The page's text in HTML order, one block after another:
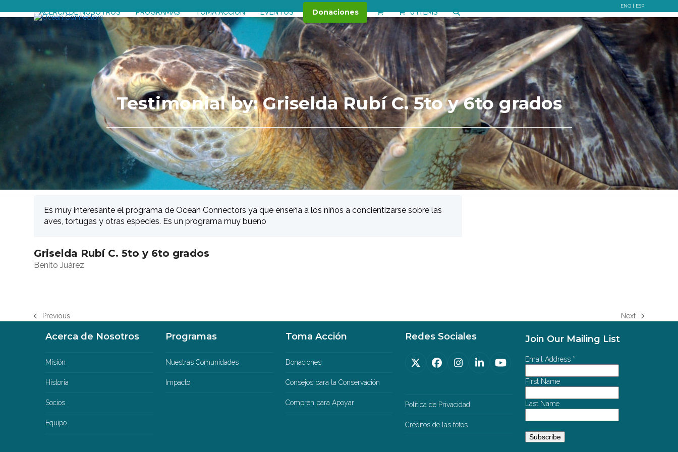
to
ENG| ESP
ACERCA DE NOSOTROS PROGRAMAS TOMA ACCIÓN EVENTOS Donaciones 0 ITEMS
Testimonial by: Griselda Rubí C. 5to y 6to grados
Es muy interesante el programa de Ocean Connectors ya que enseña a los niños a concientizarse sobre las
aves, tortugas y otras especies. Es un programa muy bueno
Griselda Rubí C. 5to y 6to grados
Benito Juárez
previous
Previous
next
Next
Acerca de Nosotros
Misión
Historia
Socios
Equipo
Programas
Nuestras Comunidades
Impacto
Toma Acción
Donaciones
Consejos para la Conservación
Compren para Apoyar
Redes Sociales
TwitterFacebook
Instagram
LinkedInYouTube
Política de Privacidad
Créditos de las fotos
Join Our Mailing List
Email Address *
First Name
Last Name